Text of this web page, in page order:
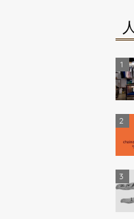
1
2
3